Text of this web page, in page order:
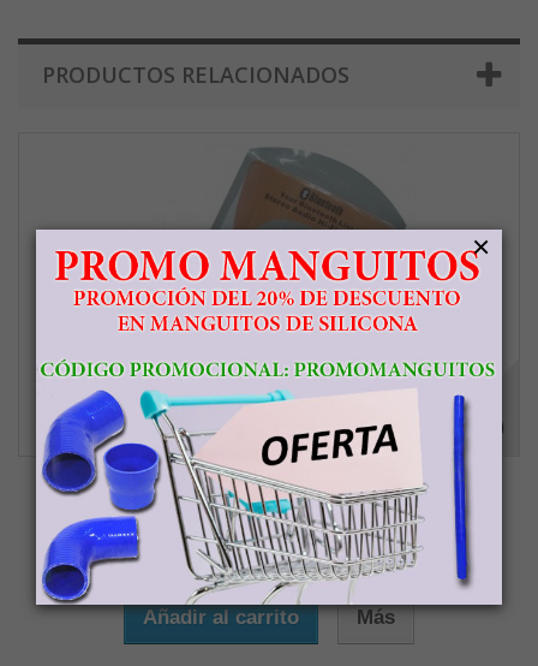
PRODUCTOS RELACIONADOS
Auriculares Emisor Bluetooth
50,00 €
Añadir al carrito Más
×